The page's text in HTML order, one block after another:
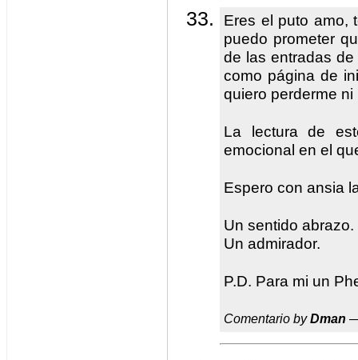
Eres el puto amo,
puedo prometer
de las entradas
como página de
quiero perderme
La lectura de
emocional en el
Espero con ansia
Un sentido abrazo.
Un admirador.
P.D. Para mi un
Comentario byDman